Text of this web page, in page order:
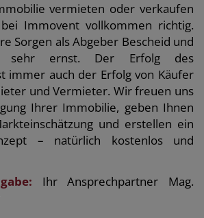
vermieten oder verkaufen
Immovent vollkommen richtig.
Sorgen als Abgeber Bescheid und
sehr ernst. Der Erfolg des
immer auch der Erfolg von Käufer
und Vermieter. Wir freuen uns
Ihrer Immobilie, geben Ihnen
und erstellen ein
– natürlich kostenlos und
Ihr Ansprechpartner Mag.